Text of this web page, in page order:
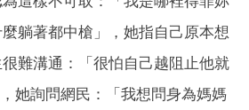
躺著都中槍」，她指自己原本想
難溝通：「很怕自己越阻止他就
她詢問網民：「我想問身為媽媽